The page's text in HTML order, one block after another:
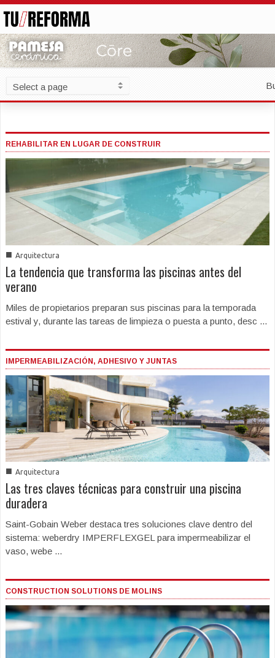
REHABILITAR EN LUGAR DE CONSTRUIR
■ Arquitectura
La tendencia que transforma las piscinas antes del
verano
Miles de propietarios preparan sus piscinas para la temporada
estival y, durante las tareas de limpieza o puesta a punto, desc ...
IMPERMEABILIZACIÓN, ADHESIVO Y JUNTAS
■ Arquitectura
Las tres claves técnicas para construir una piscina
duradera
Saint-Gobain Weber destaca tres soluciones clave dentro del
sistema: weberdry IMPERFLEXGEL para impermeabilizar el
vaso, webe ...
CONSTRUCTION SOLUTIONS DE MOLINS